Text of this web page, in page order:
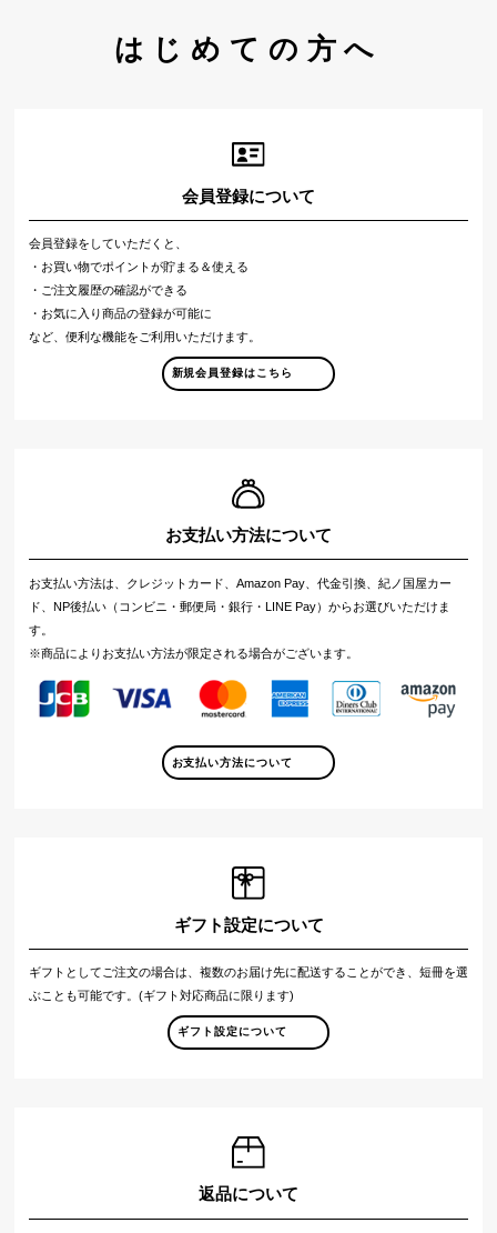
はじめての方へ
会員登録について
会員登録をしていただくと、
・お買い物でポイントが貯まる＆使える
・ご注文履歴の確認ができる
・お気に入り商品の登録が可能に
など、便利な機能をご利用いただけます。
新規会員登録はこちら
お支払い方法について
お支払い方法は、クレジットカード、Amazon Pay、代金引換、紀ノ国屋カー
ド、NP後払い（コンビニ・郵便局・銀行・LINE Pay）からお選びいただけま
す。
※商品によりお支払い方法が限定される場合がございます。
お支払い方法について
ギフト設定について
ギフトとしてご注文の場合は、複数のお届け先に配送することができ、短冊を選
ぶことも可能です。(ギフト対応商品に限ります)
ギフト設定について
返品について